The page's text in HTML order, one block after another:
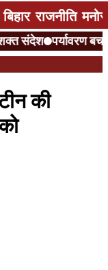
बिहार राजनीति
संदेश पर्यावरण
की